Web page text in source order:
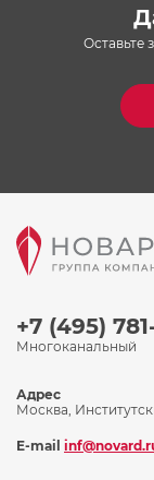
Оставьте
+7 (495)
Многоканальный
Адрес
Москва,
E-mail